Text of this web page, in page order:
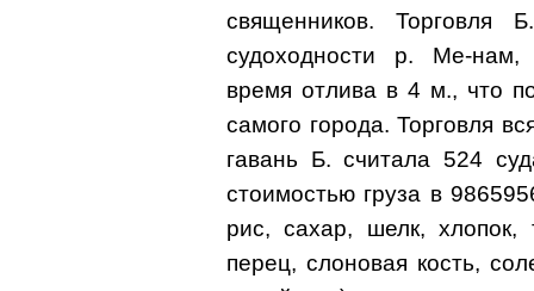
священников. Торговля
судоходности р. Ме-
время отлива в 4 м., что
самого города. Торговля
гавань Б. считала 524
стоимостью груза в
рис, сахар, шелк,
перец, слоновая кость,